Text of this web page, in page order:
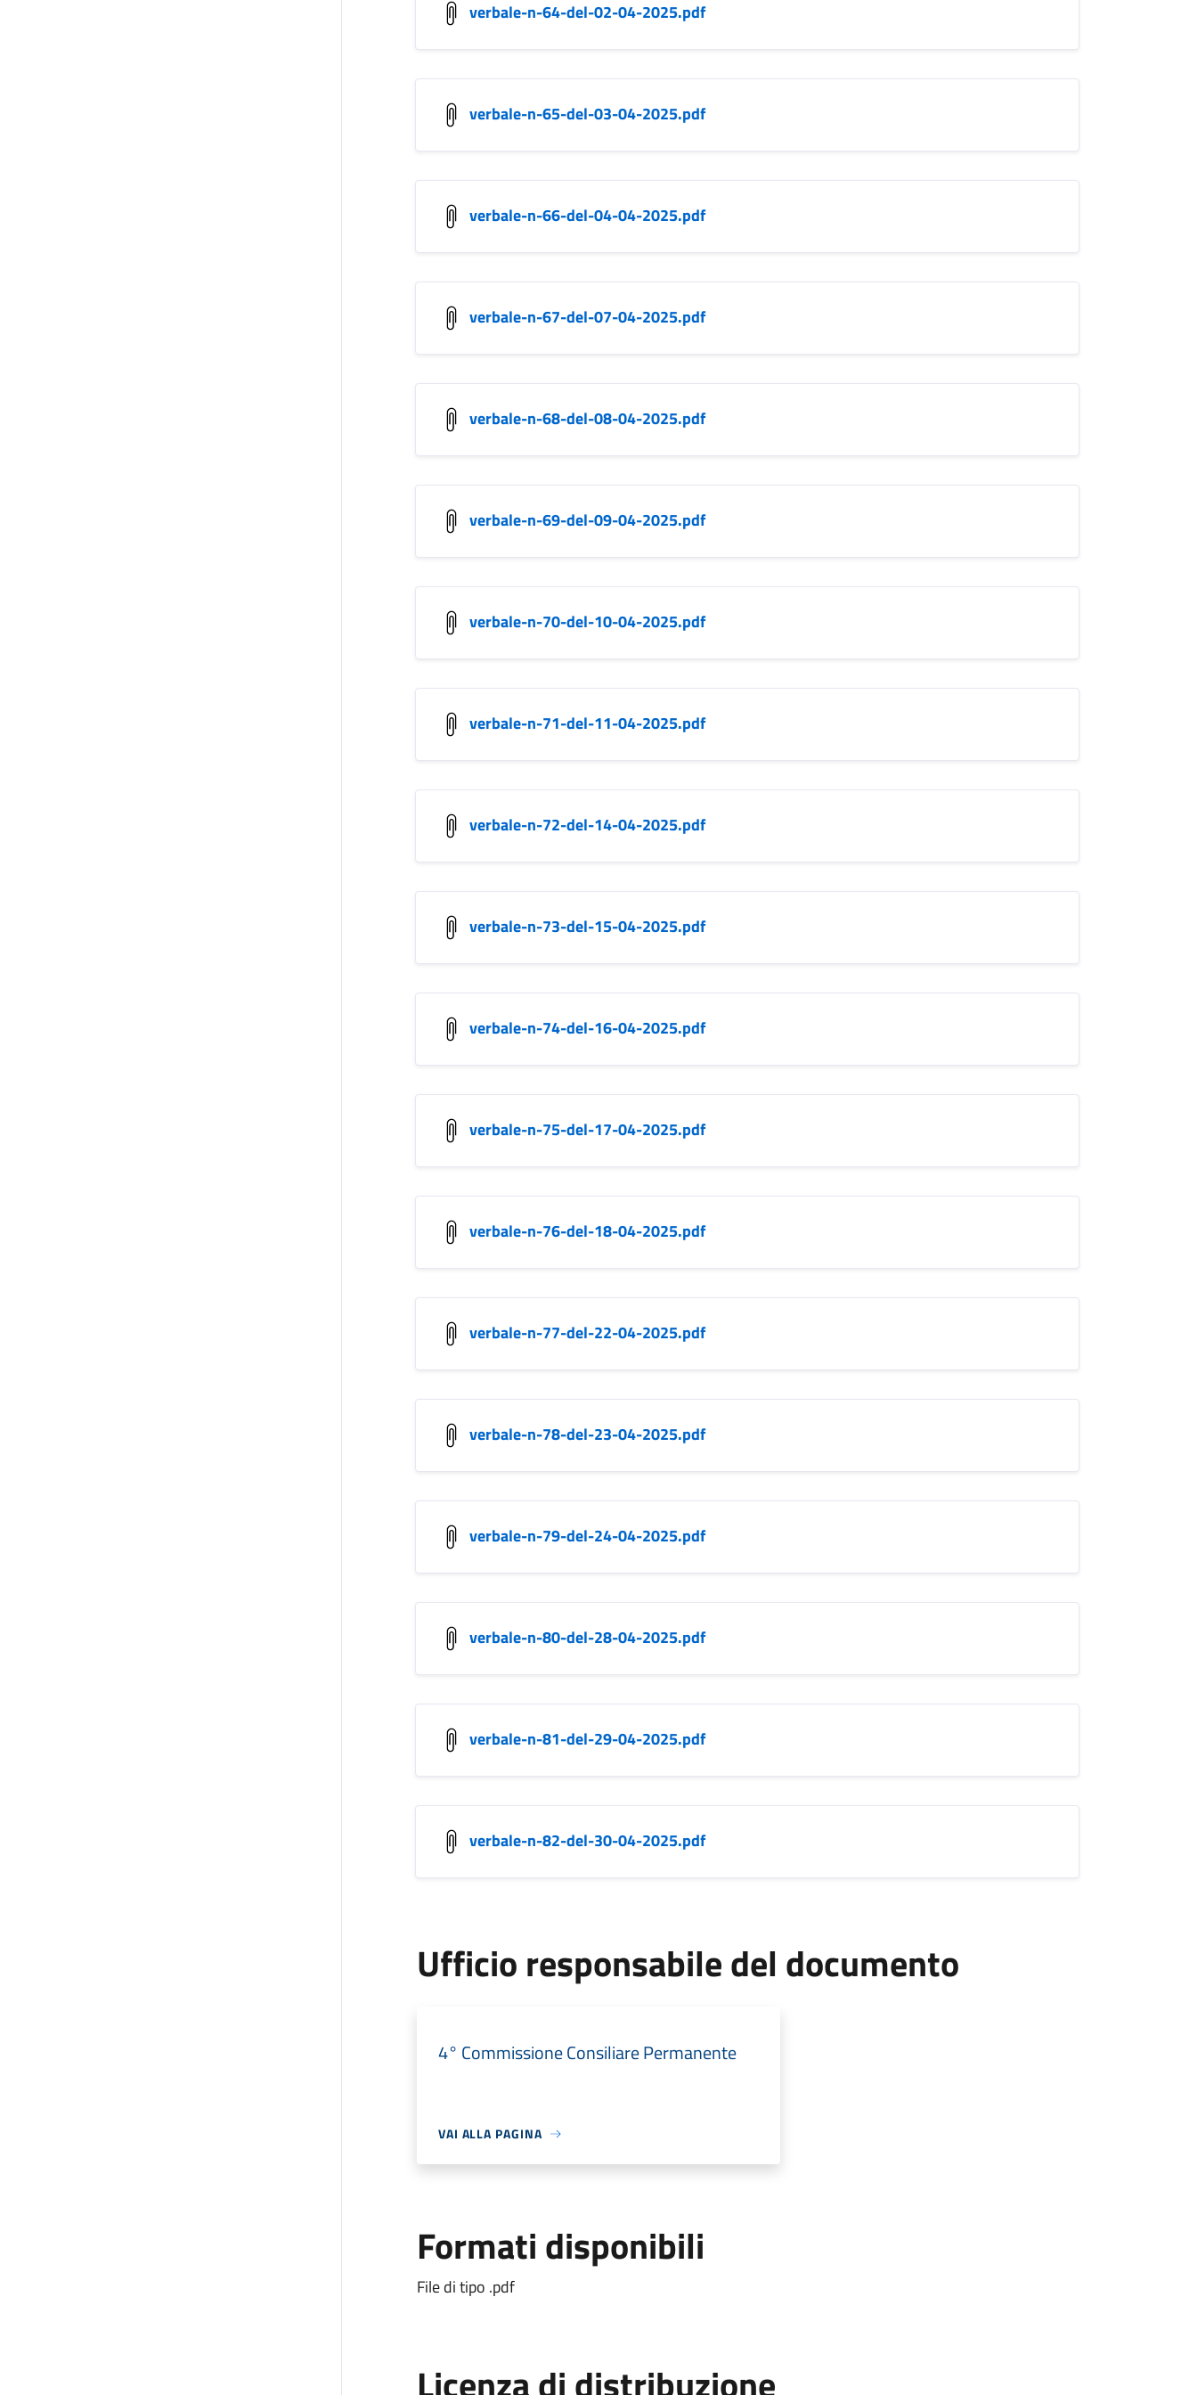
verbale-n-64-del-02-04-2025.pdf
verbale-n-65-del-03-04-2025.pdf
verbale-n-66-del-04-04-2025.pdf
verbale-n-67-del-07-04-2025.pdf
verbale-n-68-del-08-04-2025.pdf
verbale-n-69-del-09-04-2025.pdf
verbale-n-70-del-10-04-2025.pdf
verbale-n-71-del-11-04-2025.pdf
verbale-n-72-del-14-04-2025.pdf
verbale-n-73-del-15-04-2025.pdf
verbale-n-74-del-16-04-2025.pdf
verbale-n-75-del-17-04-2025.pdf
verbale-n-76-del-18-04-2025.pdf
verbale-n-77-del-22-04-2025.pdf
verbale-n-78-del-23-04-2025.pdf
verbale-n-79-del-24-04-2025.pdf
verbale-n-80-del-28-04-2025.pdf
verbale-n-81-del-29-04-2025.pdf
verbale-n-82-del-30-04-2025.pdf
Ufficio responsabile del documento
4° Commissione Consiliare Permanente
VAI ALLA PAGINA
Formati disponibili
File di tipo .pdf